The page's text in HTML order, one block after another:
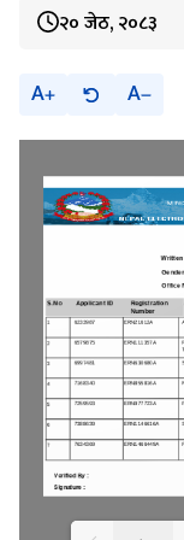
२० जेठ, २०८३
A A